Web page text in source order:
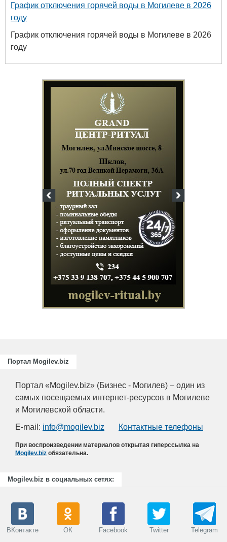
График отключения горячей воды в Могилеве в 2026
году
График отключения горячей воды в Могилеве в 2026
году
химической
Портал Mogilev.biz
Портал «Mogilev.biz» (Бизнес - Могилев) – один из
самых посещаемых интернет-ресурсов в Могилеве
и Могилевской области.
E-mail: info@mogilev.biz Контактные телефоны
При воспроизведении материалов открытая гиперссылка на
Mogilev.biz обязательна.
Mogilev.biz в социальных сетях:
ВКонтакте ОК Facebook Twitter Telegram